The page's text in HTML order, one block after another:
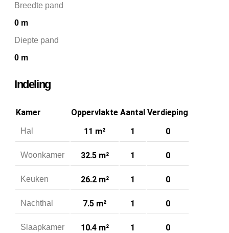
Breedte pand
0 m
Diepte pand
0 m
Indeling
Kamer Oppervlakte Aantal Verdieping
Hal 11 m² 1 0
Woonkamer 32.5 m² 1 0
Keuken 26.2 m² 1 0
Nachthal 7.5 m² 1 0
Slaapkamer 10.4 m² 1 0